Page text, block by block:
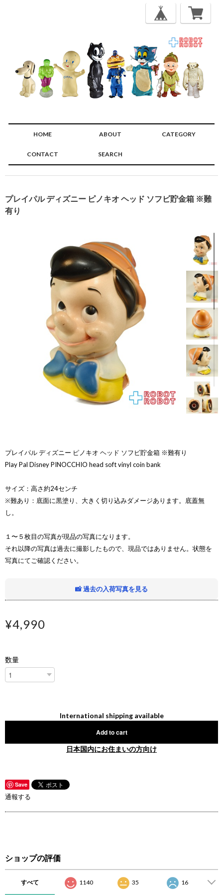
HOME ABOUT CATEGORY
CONTACT SEARCH
プレイパル ディズニー ピノキオ ヘッド ソフビ貯金箱 ※難
有り
プレイパル ディズニー ピノキオ ヘッド ソフビ貯金箱 ※難有り
Play Pal Disney PINOCCHIO head soft vinyl coin bank
サイズ：高さ約24センチ
※難あり：底面に黒塗り、大きく切り込みダメージあります。底蓋無
し。
１〜５枚目の写真が現品の写真になります。
それ以降の写真は過去に撮影したもので、現品ではありません。状態を
写真にてご確認ください。
📸 過去の入荷写真を見る
¥4,990
数量
International shipping available
Add to cart
日本国内にお住まいの方向け
Save
通報する
ショップの評価
すべて 1140 35 16